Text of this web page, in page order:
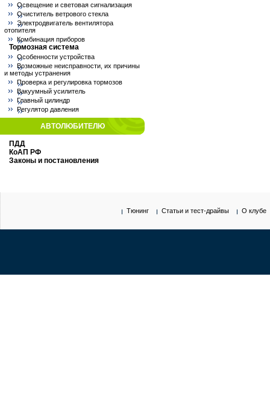
Освещение и световая сигнализация
Очиститель ветрового стекла
Электродвигатель вентилятора
отопителя
Комбинация приборов
Тормозная система
Особенности устройства
Возможные неисправности, их причины
и методы устранения
Проверка и регулировка тормозов
Вакуумный усилитель
Главный цилиндр
Регулятор давления
АВТОЛЮБИТЕЛЮ
ПДД
КоАП РФ
Законы и постановления
Тюнинг Статьи и тест-драйвы О клубе